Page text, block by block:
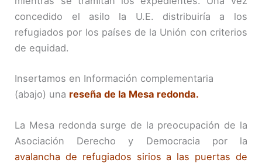
concedido el asilo la U.E. distribuiría a los
refugiados por los países de la Unión con criterios
de equidad.
Insertamos en Información complementaria
(abajo) una reseña de la Mesa redonda.
La Mesa redonda surge de la preocupación de la
Asociación Derecho y Democracia por la
avalancha de refugiados sirios a las puertas de